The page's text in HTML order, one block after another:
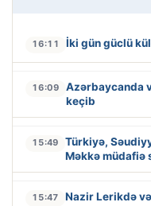
16:11 İki gün güclü
16:09
Azərbaycanda
keçib
15:49
Türkiyə,
Məkkə müdafiə
15:47 Nazir Lerikdə